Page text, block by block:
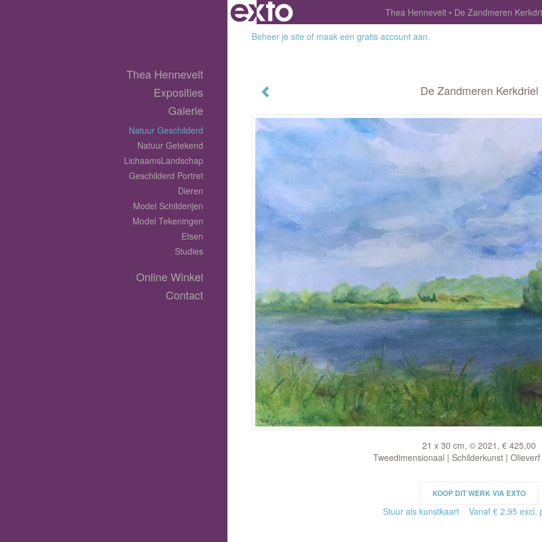
Thea Hennevelt
De Zandmeren
Beheer je site of maak een gratis account aan.
De Zandmeren Kerkdriel
21 x 30 cm, © 2021, € 425,00
Tweedimensionaal | Schilderkunst |
KOOP DIT WERK VIA EXTO
Stuur als kunstkaart Vanaf € 2,95 excl.
Thea Hennevelt
Exposities
Galerie
Natuur Geschilderd
Natuur Getekend
LichaamsLandschap
Geschilderd Portret
Dieren
Model Schilderijen
Model Tekeningen
Etsen
Studies
Online Winkel
Contact